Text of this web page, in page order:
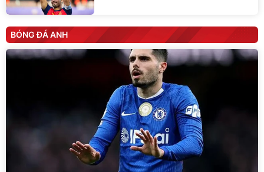
BÓNG ĐÁ ANH